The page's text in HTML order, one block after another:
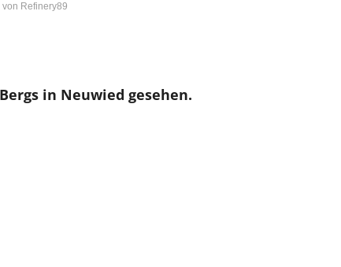
Refinery89
in Neuwied gesehen.